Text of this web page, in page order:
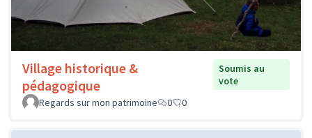
Village historique &
pédagogique
Soumis au
vote
Regards sur mon patrimoine
0 0